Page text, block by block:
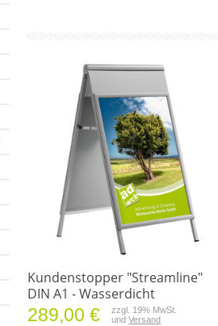
Kundenstopper "Streamline"
DIN A1 - Wasserdicht
289,00 €
zzgl. 19% MwSt.
und Versand